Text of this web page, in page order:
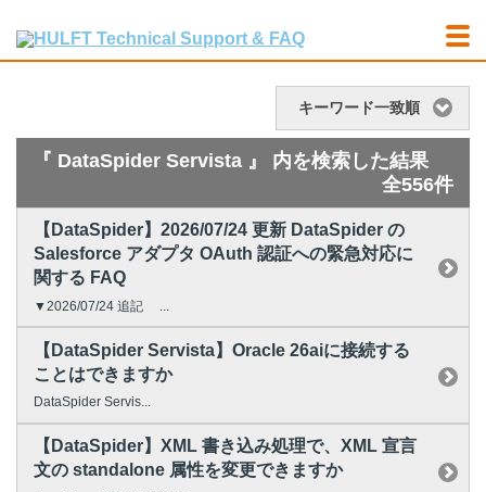
キーワード一致順
『 DataSpider Servista 』 内を検索した結果
全556件
【DataSpider】2026/07/24 更新 DataSpider の
Salesforce アダプタ OAuth 認証への緊急対応に
関する FAQ
▼2026/07/24 追記 ...
【DataSpider Servista】Oracle 26aiに接続する
ことはできますか
DataSpider Servis...
【DataSpider】XML 書き込み処理で、XML 宣言
文の standalone 属性を変更できますか